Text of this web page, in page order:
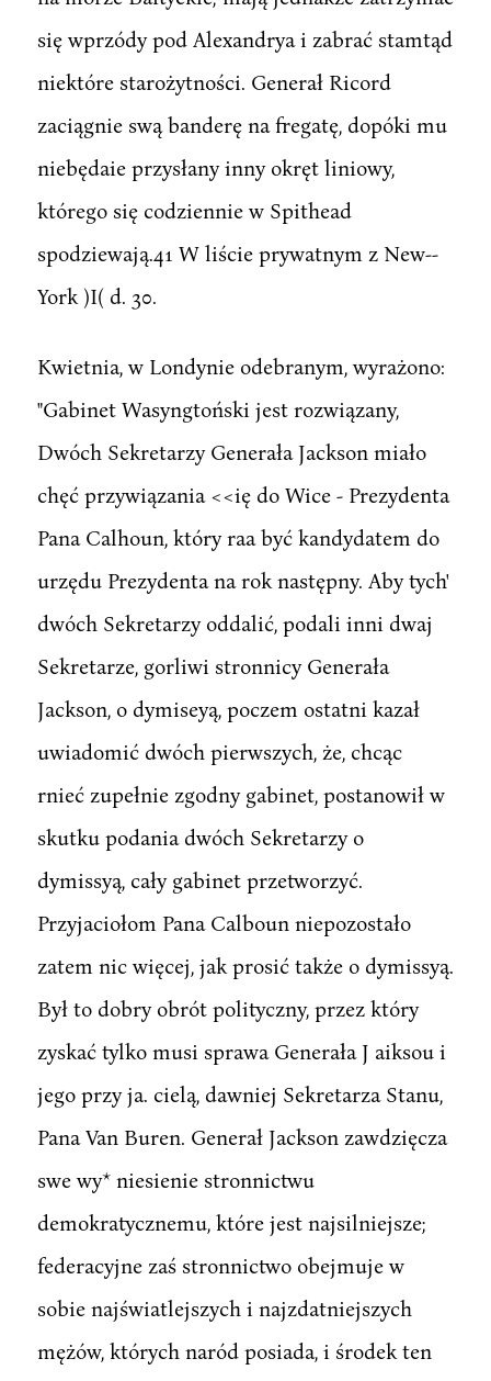
się wprzódy pod Alexandrya i zabrać stamtąd
niektóre starożytności. Generał Ricord
zaciągnie swą banderę na fregatę, dopóki mu
niebędaie przysłany inny okręt liniowy,
którego się codziennie w Spithead
spodziewają.41 W liście prywatnym z New--
York )I( d. 30.
Kwietnia, w Londynie odebranym, wyrażono:
"Gabinet Wasyngtoński jest rozwiązany,
Dwóch Sekretarzy Generała Jackson miało
chęć przywiązania <<ię do Wice - Prezydenta
Pana Calhoun, który raa być kandydatem do
urzędu Prezydenta na rok następny. Aby tych'
dwóch Sekretarzy oddalić, podali inni dwaj
Sekretarze, gorliwi stronnicy Generała
Jackson, o dymiseyą, poczem ostatni kazał
uwiadomić dwóch pierwszych, że, chcąc
rnieć zupełnie zgodny gabinet, postanowił w
skutku podania dwóch Sekretarzy o
dymissyą, cały gabinet przetworzyć.
Przyjaciołom Pana Calboun niepozostało
zatem nic więcej, jak prosić także o dymissyą.
Był to dobry obrót polityczny, przez który
zyskać tylko musi sprawa Generała J aiksou i
jego przy ja. cielą, dawniej Sekretarza Stanu,
Pana Van Buren. Generał Jackson zawdzięcza
swe wy* niesienie stronnictwu
demokratycznemu, które jest najsilniejsze;
federacyjne zaś stronnictwo obejmuje w
sobie najświatlejszych i najzdatniejszych
mężów, których naród posiada, i środek ten